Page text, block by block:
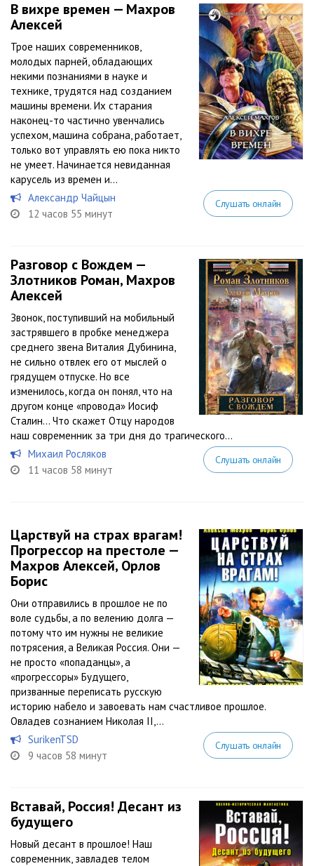
В вихре времен — Махров
Алексей
Трое наших современников,
молодых парней, обладающих
некими познаниями в науке и
технике, трудятся над созданием
машины времени. Их старания
наконец-то частично увенчались
успехом, машина собрана, работает,
только вот управлять ею пока никто
не умеет. Начинается невиданная
карусель из времен и...
Александр Чайцын
12 часов 55 минут
Слушать онлайн
Разговор с Вождем —
Злотников Роман, Махров
Алексей
Звонок, поступивший на мобильный
застрявшего в пробке менеджера
среднего звена Виталия Дубинина,
не сильно отвлек его от мыслей о
грядущем отпуске. Но все
изменилось, когда он понял, что на
другом конце «провода» Иосиф
Сталин… Что скажет Отцу народов
наш современник за три дня до трагического...
Михаил Росляков
11 часов 58 минут
Слушать онлайн
Царствуй на страх врагам!
Прогрессор на престоле —
Махров Алексей, Орлов
Борис
Они отправились в прошлое не по
воле судьбы, а по велению долга —
потому что им нужны не великие
потрясения, а Великая Россия. Они —
не просто «попаданцы», а
«прогрессоры» Будущего,
призванные переписать русскую
историю набело и завоевать нам счастливое прошлое.
Овладев сознанием Николая II,...
SurikenTSD
9 часов 58 минут
Слушать онлайн
Вставай, Россия! Десант из
будущего
Новый десант в прошлое! Наш
современник, завладев телом